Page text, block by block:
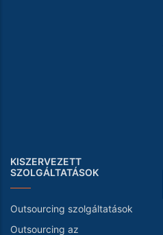
KISZERVEZETT
SZOLGÁLTATÁSOK
Outsourcing szolgáltatások
Outsourcing az